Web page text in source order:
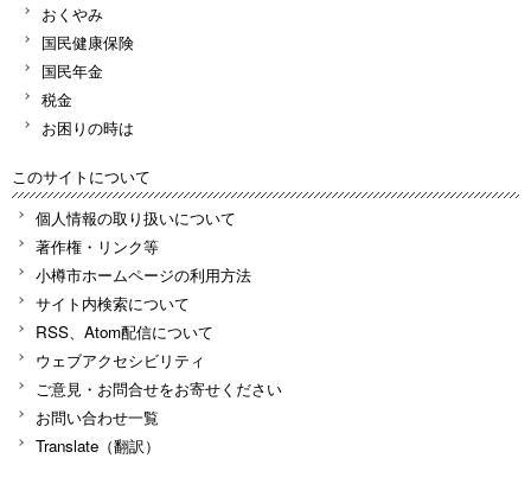
おくやみ
国民健康保険
国民年金
税金
お困りの時は
このサイトについて
個人情報の取り扱いについて
著作権・リンク等
小樽市ホームページの利用方法
サイト内検索について
RSS、Atom配信について
ウェブアクセシビリティ
ご意見・お問合せをお寄せください
お問い合わせ一覧
Translate（翻訳）